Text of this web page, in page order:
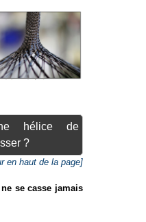
hélice de
?
en haut de la page]
se casse jamais